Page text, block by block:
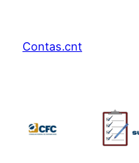
Contas.cnt